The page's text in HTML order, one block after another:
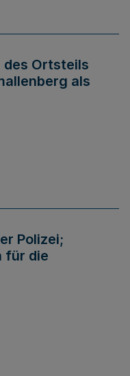
Ortsteils
als
Polizei;
für die